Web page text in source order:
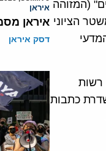
(המזוהה
הציוני
רשות
כתבות
איראן
איראן
דסק איראן